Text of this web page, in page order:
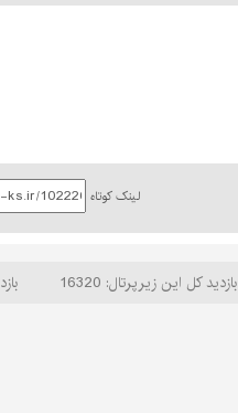
لینک کوتاه
بازدید کل این زیرپرتال: 16320